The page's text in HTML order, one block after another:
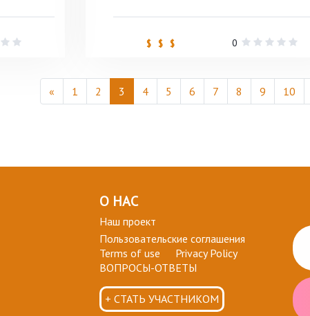
$ $ $ 0
« 1 2 3 4 5 6 7 8 9 10
О НАС
Наш проект
Пользовательские соглашения
Terms of use
Privacy Policy
ВОПРОСЫ-ОТВЕТЫ
+ СТАТЬ УЧАСТНИКОМ